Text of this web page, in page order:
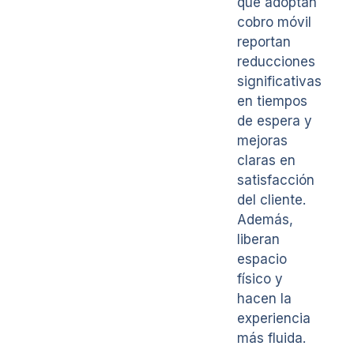
cobro móvil
reportan
reducciones
significativas
en tiempos
de espera y
mejoras
claras en
satisfacción
del cliente.
Además,
liberan
espacio
físico y
hacen la
experiencia
más fluida.